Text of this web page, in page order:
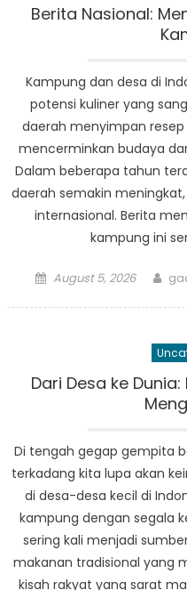
Berita Nasional:
Kampung dan desa di
potensi kuliner yang
daerah menyimpan
mencerminkan budaya
Dalam beberapa tahun
daerah semakin
internasional. Berita
kampung ini
Posted
August 5, 2026
Dari Desa ke
Di tengah gegap gempita
terkadang kita lupa akan
di desa-desa kecil di
kampung dengan segala
sering kali menjadi
makanan tradisional yang
kisah rakyat yang sarat